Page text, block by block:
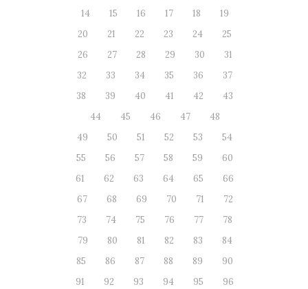
14
15 16 17 18
19
20
21 22 23 24
25
26
27 28 29 30
31
32
33 34 35 36
37
38
39 40 41 42
43
44
45 46 47
48
49
50 51 52 53
54
55
56 57 58 59
60
61
62 63 64 65
66
67
68 69 70 71
72
73
74 75 76 77
78
79
80 81 82 83
84
85
86 87 88 89
90
91
92 93 94 95
96